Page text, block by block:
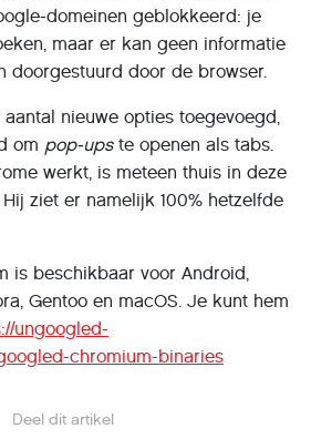
Deel dit artikel
domeinen geblokkeerd: je
maar er kan geen informatie
doorgestuurd door de browser.
nieuwe opties toegevoegd,
om pop-upste openen als tabs.
werkt, is meteen thuis in deze
ziet er namelijk 100% hetzelfde
is beschikbaar voor Android,
Gentoo en macOS. Je kunt hem
ungoogled-
chromium-binaries